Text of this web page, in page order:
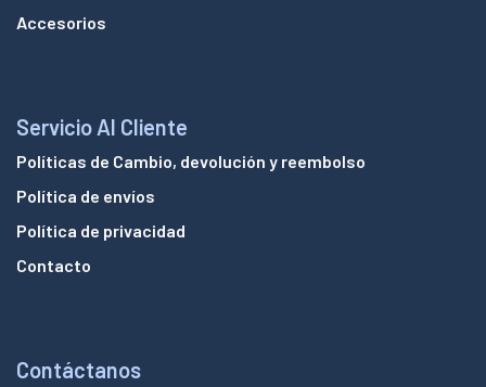
Accesorios
Servicio Al Cliente
Políticas de Cambio, devolución y reembolso
Política de envíos
Política de privacidad
Contacto
Contáctanos